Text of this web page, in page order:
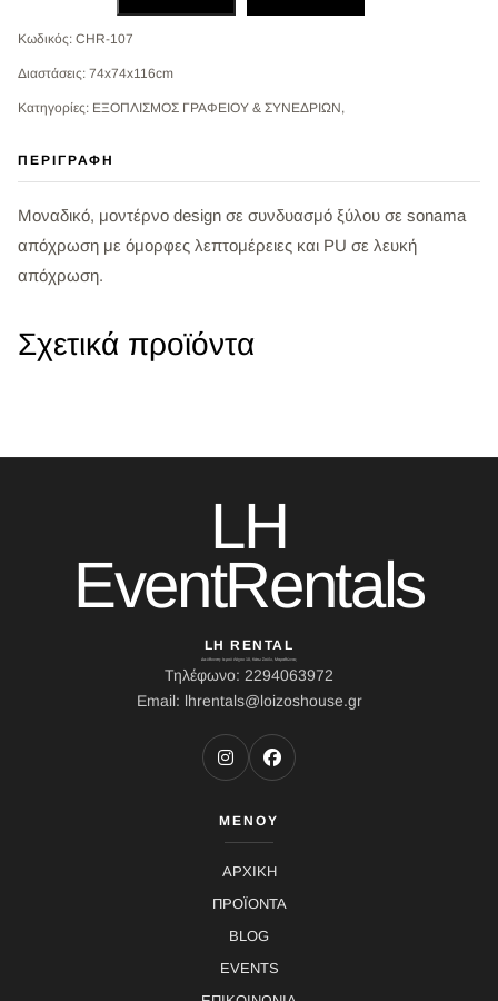
Κωδικός: CHR-107
Διαστάσεις: 74x74x116cm
Κατηγορίες: ΕΞΟΠΛΙΣΜΟΣ ΓΡΑΦΕΙΟΥ & ΣΥΝΕΔΡΙΩΝ,
ΠΕΡΙΓΡΑΦΉ
Μοναδικό, μοντέρνο design σε συνδυασμό ξύλου σε sonama
απόχρωση με όμορφες λεπτομέρειες και PU σε λευκή
απόχρωση.
Σχετικά προϊόντα
LH
EventRentals
LH RENTAL
Διεύθυνση: Ιερού Λόχου 10, Κάτω Σούλι, Μαραθώνας
Τηλέφωνο: 2294063972
Email: lhrentals@loizoshouse.gr
ΜΕΝΟΥ
ΑΡΧΙΚΗ
ΠΡΟΪΟΝΤΑ
BLOG
EVENTS